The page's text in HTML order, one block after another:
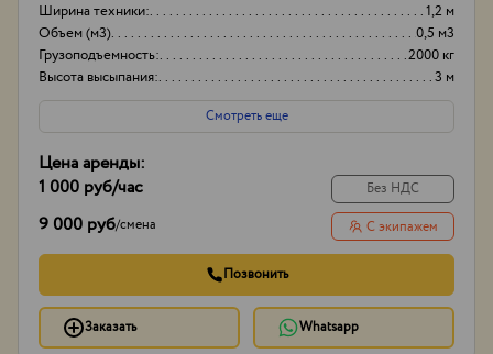
Ширина техники:
1,2 м
Объем (м3)
0,5 м3
Грузоподъемность:
2000 кг
Высота высыпания:
3 м
Смотреть еще
Цена аренды:
1 000 руб/час
9 000 руб/смена
Без НДС
С экипажем
Позвонить
Заказать Whatsapp